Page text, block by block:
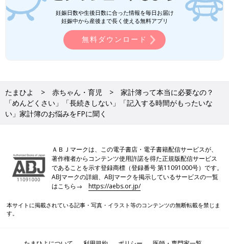
て、そして専門家として広い視野をもち、親子や夫婦でも話題に
しづらい「お金のハナシ」に向き合うきっかけを提供していま
す。プライベートでは一児の母。
みつめFP事務所「みつめfp.com」
FPmamaFriends「おこづかい」から始めるこどもの自立教育
取材・文／和兎 尊美、たまひよONLINE編集部
談を再編集したものです。
※調査は2024年3月実施の「まいにちのたまひよ」アプリユーザ
ーに実施ししたものです。（有効回答数242人）
※記事の内容は2024年6月の情報で、現在と異なる場合がありま
妊娠日数や生後日数に合った情報を毎日お届け
妊娠中から産後まで長く使える無料アプリ
無料ダウンロード
たまひよ 赤ちゃん・育児
家計簿って本当に必要なの？
「めんどくさい」「長続きしない」「記入する時間がもったいな
い」家計簿のお悩みをFPに聞く
ＡＢＪマークは、この電子書店・電子書籍配信サービスが、
著作権者からコンテンツ使用許諾を得た正規版配信サービス
であることを示す登録商標（登録番号 第11091000号）です。
ABJマークの詳細、ABJマークを掲示しているサービスの一覧
はこちら→https://aebs.or.jp/
本サイトに掲載されている記事・写真・イラスト等のコンテンツの無断転載を禁じま
す。